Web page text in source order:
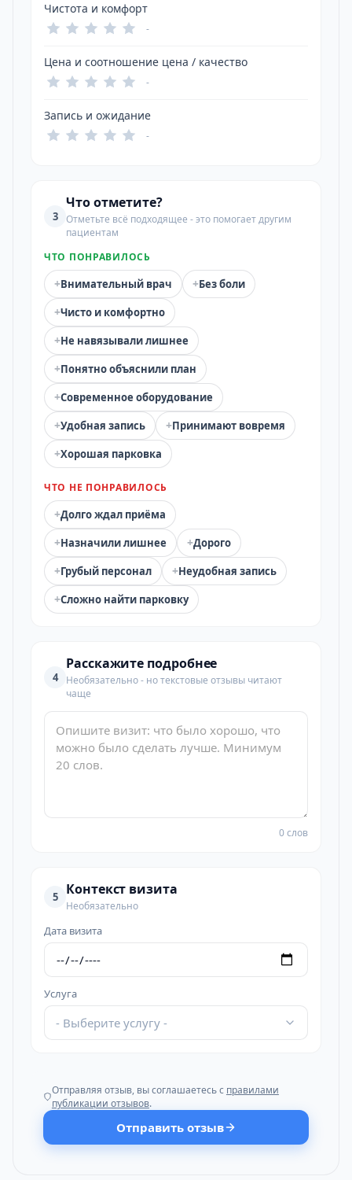
Чистота и комфорт
-
Цена и соотношение цена / качество
-
Запись и ожидание
-
3
Что отметите?
Отметьте всё подходящее - это помогает другим
пациентам
ЧТО ПОНРАВИЛОСЬ
+Внимательный врач +Без боли
+Чисто и комфортно
+Не навязывали лишнее
+Понятно объяснили план
+Современное оборудование
+Удобная запись +Принимают вовремя
+Хорошая парковка
ЧТО НЕ ПОНРАВИЛОСЬ
+Долго ждал приёма
+Назначили лишнее +Дорого
+Грубый персонал +Неудобная запись
+Сложно найти парковку
4
Расскажите подробнее
Необязательно - но текстовые отзывы читают
чаще
0 слов
5 Контекст визита
Необязательно
Дата визита
Услуга
- Выберите услугу -
Отправляя отзыв, вы соглашаетесь с правилами
публикации отзывов.
Отправить отзыв